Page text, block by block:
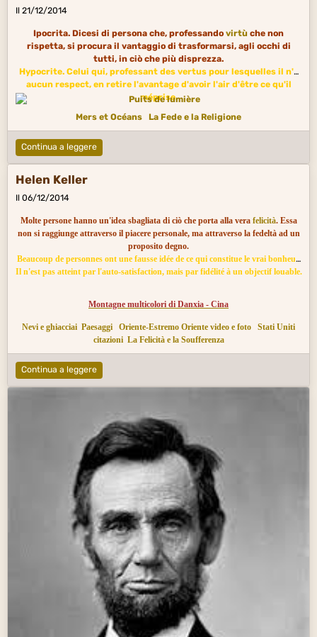
Arts divers États-Unis citations
Il 21/12/2014
Ipocrita. Dicesi di persona che, professando virtù che non
rispetta, si procura il vantaggio di trasformarsi, agli occhi di
tutti, in ciò che più disprezza.
Hypocrite. Celui qui, professant des vertus pour lesquelles il n'a
aucun respect, en retire l'avantage d'avoir l'air d'être ce qu'il
méprise.
Mers et Océans
La Fede e la Religione
Continua a leggere
Helen Keller
Il 06/12/2014
Molte persone hanno un'idea sbagliata di ciò che porta alla vera felicità. Essa
non si raggiunge attraverso il piacere personale, ma attraverso la fedeltà ad un
proposito degno.
Beaucoup de personnes ont une fausse idée de ce qui constitue le vrai bonheur.
Il n'est pas atteint par l'auto-satisfaction, mais par fidélité à un objectif louable.
Montagne multicolori di Danxia - Cina
Nevi e ghiacciai Paesaggi Oriente-Estremo Oriente video e foto
Stati Uniti
citazioni La Felicità e la Soufferenza
Continua a leggere